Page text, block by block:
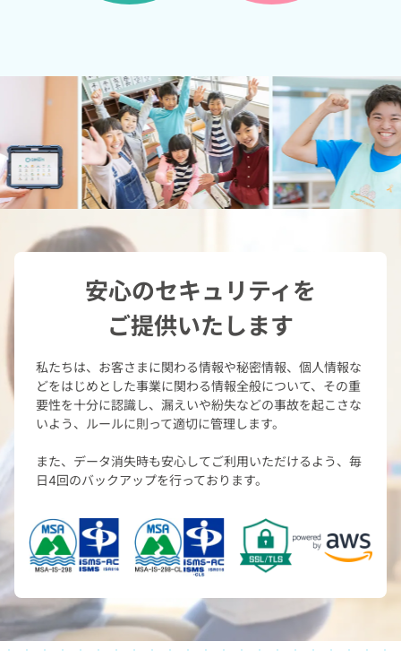
安心のセキュリティを
ご提供いたします
私たちは、お客さまに関わる情報や秘密情報、個人情報な
どをはじめとした事業に関わる情報全般について、その重
要性を十分に認識し、 漏えいや紛失などの事故を起こさな
いよう、ルールに則って適切に管理します。
また、データ消失時も安心してご利用いただけるよう、 毎
日4回のバックアップを行っております。